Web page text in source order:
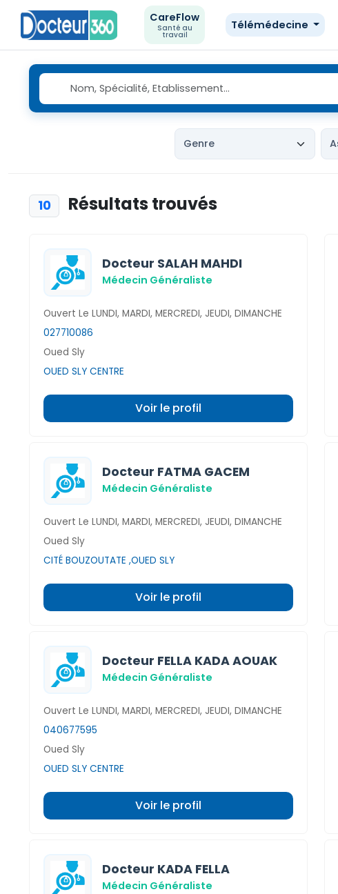
CareFlow
Santé au
travail
Télémédecine
10 Résultats trouvés
Docteur SALAH MAHDI
Médecin Généraliste
Ouvert Le LUNDI, MARDI, MERCREDI, JEUDI, DIMANCHE
027710086
Oued Sly
OUED SLY CENTRE
Voir le profil
Docteur FATMA GACEM
Médecin Généraliste
Ouvert Le LUNDI, MARDI, MERCREDI, JEUDI, DIMANCHE
Oued Sly
CITÉ BOUZOUTATE ,OUED SLY
Voir le profil
Docteur FELLA KADA AOUAK
Médecin Généraliste
Ouvert Le LUNDI, MARDI, MERCREDI, JEUDI, DIMANCHE
040677595
Oued Sly
OUED SLY CENTRE
Voir le profil
Docteur KADA FELLA
Médecin Généraliste